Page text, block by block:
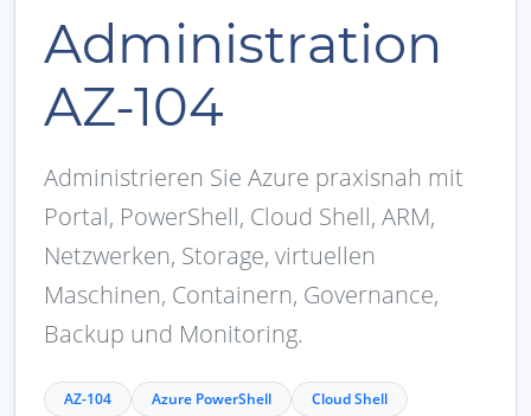
Administration
AZ-104
Administrieren Sie Azure praxisnah mit
Portal, PowerShell, Cloud Shell, ARM,
Netzwerken, Storage, virtuellen
Maschinen, Containern, Governance,
Backup und Monitoring.
AZ-104 Azure PowerShell Cloud Shell